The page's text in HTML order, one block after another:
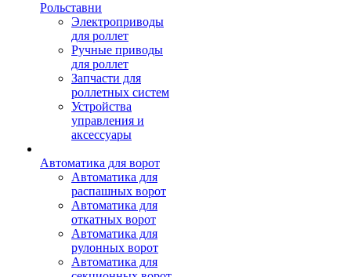
Рольставни
Электроприводы
для роллет
Ручные приводы
для роллет
Запчасти для
роллетных систем
Устройства
управления и
аксессуары
Автоматика для ворот
Автоматика для
распашных ворот
Автоматика для
откатных ворот
Автоматика для
рулонных ворот
Автоматика для